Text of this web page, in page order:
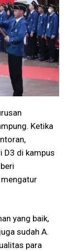
Ketika
D3 di kampus
yang baik,
sudah A.
para